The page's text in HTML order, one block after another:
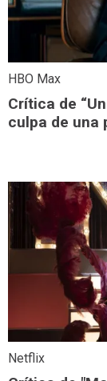
HBO Max
Crítica de
culpa de una
Netflix